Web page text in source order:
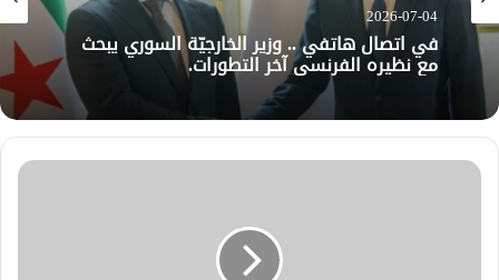
2026-07-04
في اتصال هاتفي .. وزير الخارجيّة السوري يبحث
مع نظيره الفرنسي آخر التطورات.